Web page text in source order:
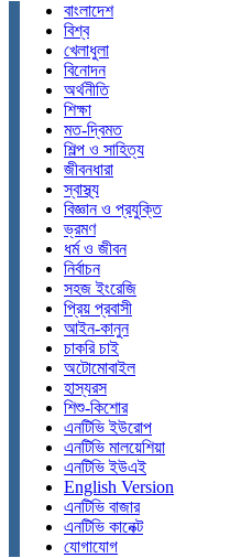
বাংলাদেশ
বিশ্ব
খেলাধুলা
বিনোদন
অর্থনীতি
শিক্ষা
মত-দ্বিমত
শিল্প ও সাহিত্য
জীবনধারা
স্বাস্থ্য
বিজ্ঞান ও প্রযুক্তি
ভ্রমণ
ধর্ম ও জীবন
নির্বাচন
সহজ ইংরেজি
প্রিয় প্রবাসী
আইন-কানুন
চাকরি চাই
অটোমোবাইল
হাস্যরস
শিশু-কিশোর
এনটিভি ইউরোপ
এনটিভি মালয়েশিয়া
এনটিভি ইউএই
English Version
এনটিভি বাজার
এনটিভি কানেক্ট
যোগাযোগ